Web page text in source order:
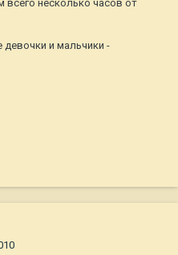
несколько часов от
и мальчики -